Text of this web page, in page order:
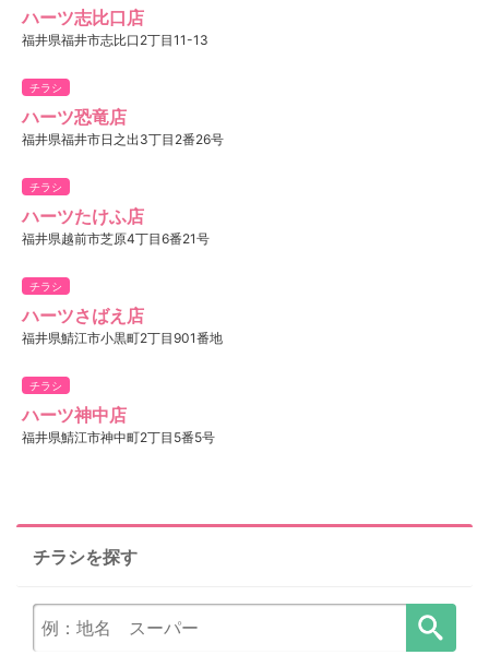
ハーツ志比口店
福井県福井市志比口2丁目11-13
チラシ
ハーツ恐竜店
福井県福井市日之出3丁目2番26号
チラシ
ハーツたけふ店
福井県越前市芝原4丁目6番21号
チラシ
ハーツさばえ店
福井県鯖江市小黒町2丁目901番地
チラシ
ハーツ神中店
福井県鯖江市神中町2丁目5番5号
チラシを探す